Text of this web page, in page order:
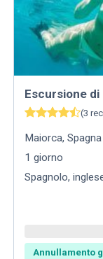
Escursione
(3
Maiorca,Spagna
1 giorno
Spagnolo,
Annullamento